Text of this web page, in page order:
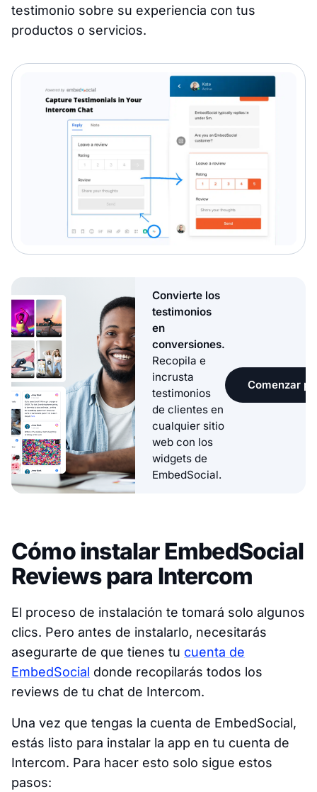
testimonio sobre su experiencia con tus
productos o servicios.
Convierte los
testimonios
en
conversiones.
Recopila e
incrusta
testimonios
de clientes en
cualquier sitio
web con los
widgets de
EmbedSocial.
Comenzar
Cómo instalar EmbedSocial
Reviews para Intercom
El proceso de instalación te tomará solo algunos
clics. Pero antes de instalarlo, necesitarás
asegurarte de que tienes tu cuenta de
EmbedSocial donde recopilarás todos los
reviews de tu chat de Intercom.
Una vez que tengas la cuenta de EmbedSocial,
estás listo para instalar la app en tu cuenta de
Intercom. Para hacer esto solo sigue estos
pasos: